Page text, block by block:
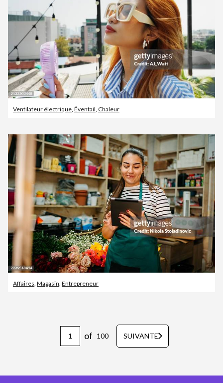
Ventilateur électrique Éventail Chaleur
Affaires Magasin Entrepreneur
of 100 SUIVANTE